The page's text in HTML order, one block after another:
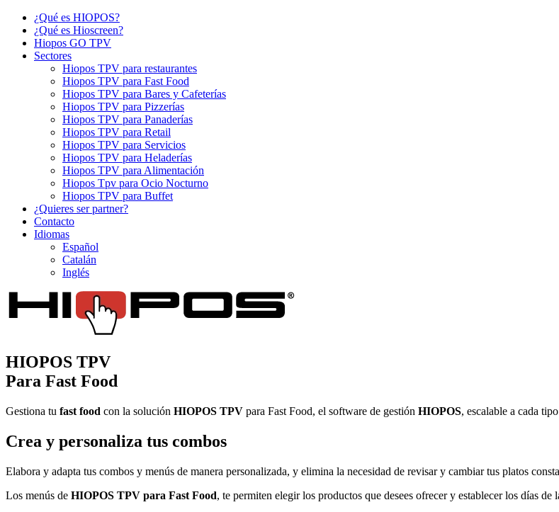
¿Qué es HIOPOS?
¿Qué es Hioscreen?
Hiopos GO TPV
Sectores
Hiopos TPV para restaurantes
Hiopos TPV para Fast Food
Hiopos TPV para Bares y Cafeterías
Hiopos TPV para Pizzerías
Hiopos TPV para Panaderías
Hiopos TPV para Retail
Hiopos TPV para Servicios
Hiopos TPV para Heladerías
Hiopos TPV para Alimentación
Hiopos Tpv para Ocio Nocturno
Hiopos TPV para Buffet
¿Quieres ser partner?
Contacto
Idiomas
Español
Catalán
Inglés
HIOPOS TPV
Para Fast Food
Gestiona tu fast food con la solución HIOPOS TPV para Fast Food, el software de gestión HIOPOS, escalable a cada
Crea y personaliza tus combos
Elabora y adapta tus combos y menús de manera personalizada, y elimina la necesidad de revisar y cambiar tus platos
Los menús de HIOPOS TPV para Fast Food, te permiten elegir los productos que desees ofrecer y establecer los días de